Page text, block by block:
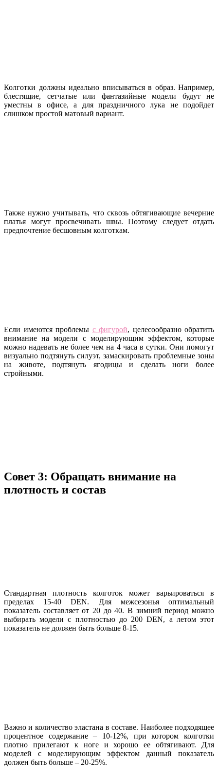
Колготки должны идеально вписываться в образ. Например,
блестящие, сетчатые или фантазийные модели будут не
уместны в офисе, а для праздничного лука не подойдет
слишком простой матовый вариант.
Также нужно учитывать, что сквозь обтягивающие вечерние
платья могут просвечивать швы. Поэтому следует отдать
предпочтение бесшовным колготкам.
Если имеются проблемы с фигурой, целесообразно обратить
внимание на модели с моделирующим эффектом, которые
можно надевать не более чем на 4 часа в сутки. Они помогут
визуально подтянуть силуэт, замаскировать проблемные зоны
на животе, подтянуть ягодицы и сделать ноги более
стройными.
Совет 3: Обращать внимание на
плотность и состав
Стандартная плотность колготок может варьироваться в
пределах 15-40 DEN. Для межсезонья оптимальный
показатель составляет от 20 до 40. В зимний период можно
выбирать модели с плотностью до 200 DEN, а летом этот
показатель не должен быть больше 8-15.
Важно и количество эластана в составе. Наиболее подходящее
процентное содержание – 10-12%, при котором колготки
плотно прилегают к ноге и хорошо ее обтягивают. Для
моделей с моделирующим эффектом данный показатель
должен быть больше – 20-25%.